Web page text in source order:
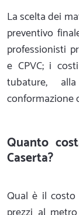
La scelta dei
preventivo
professionisti
e CPVC; i
tubature,
conformazione
Quanto
Caserta?
Qual è il costo